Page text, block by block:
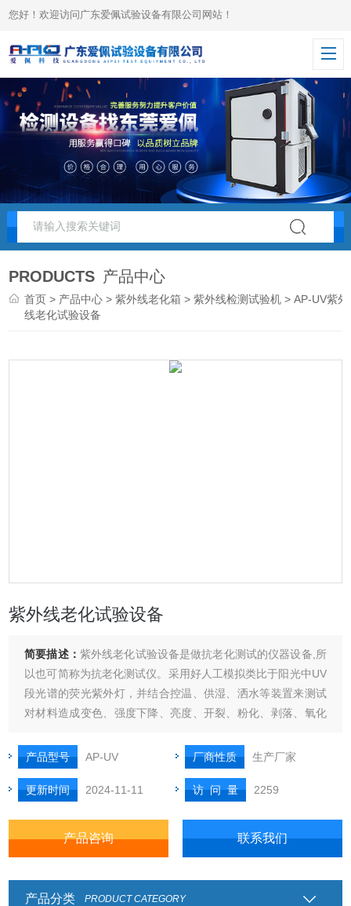
您好！欢迎访问广东爱佩试验设备有限公司网站！
PRODUCTS 产品中心
首页 > 产品中心 >紫外线老化箱 >紫外线检测试验机 > AP-UV紫外
线老化试验设备
紫外线老化试验设备
简要描述： 紫外线老化试验设备是做抗老化测试的仪器设备,所
以也可简称为抗老化测试仪。采用好人工模拟类比于阳光中UV
段光谱的荧光紫外灯，并结合控温、供湿、洒水等装置来测试
对材料造成变色、强度下降、亮度、开裂、粉化、剥落、氧化
因素，同时通过紫外光与湿气之间的协同作用使得材料单一耐
光能力或单一耐湿能力减弱或失效，从而广泛用于对材料耐气
候性能的评价，老化试验箱具
产品型号 AP-UV 厂商性质 生产厂家
更新时间 2024-11-11 访 问 量 2259
产品咨询 联系我们
产品分类 PRODUCT CATEGORY